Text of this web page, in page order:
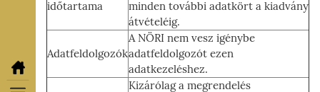
időtartama
minden további adatkört a kiadvány
átvételéig.
Adatfeldolgozók
A NÖRI nem vesz igénybe
adatfeldolgozót ezen
adatkezeléshez.
Kizárólag a megrendelés